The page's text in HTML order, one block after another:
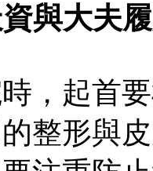
與大夫
，起首
整形與